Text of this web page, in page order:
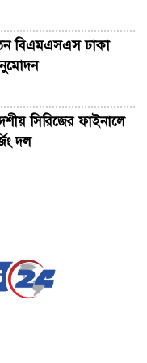
বিএমএসএস ঢাকা
সিরিজের ফাইনালে
দল
‘ডলফিন’, সরিয়ে
লাখের বেশি মানুষ